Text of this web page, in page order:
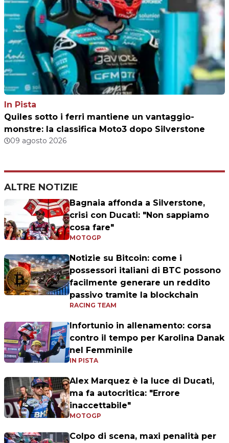
In Pista
Quiles sotto i ferri mantiene un vantaggio-
monstre: la classifica Moto3 dopo Silverstone
09 agosto 2026
ALTRE NOTIZIE
Bagnaia affonda a Silverstone,
crisi con Ducati: "Non sappiamo
cosa fare"
MOTOGP
Notizie su Bitcoin: come i
possessori italiani di BTC possono
facilmente generare un reddito
passivo tramite la blockchain
RACING TEAM
Infortunio in allenamento: corsa
contro il tempo per Karolina Danak
nel Femminile
IN PISTA
Alex Marquez è la luce di Ducati,
ma fa autocritica: "Errore
inaccettabile"
MOTOGP
Colpo di scena, maxi penalità per